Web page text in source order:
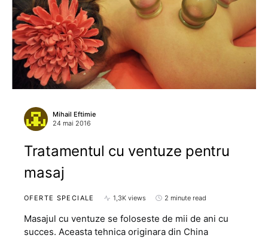
Mihail Eftimie
24 mai 2016
Tratamentul cu ventuze pentru
masaj
OFERTE SPECIALE 1,3K views 2 minute read
Masajul cu ventuze se foloseste de mii de ani cu
succes. Aceasta tehnica originara din China